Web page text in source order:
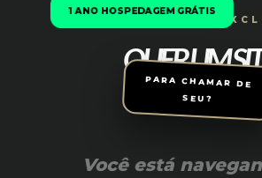
OPORTUNIDADE
QUER UM
IGUAL A
PARA CHAMAR DE
SEU?
Você está
1 ANO HOSPEDAGEM GRÁTIS